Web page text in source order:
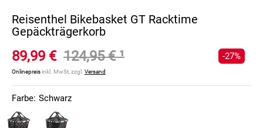
Reisenthel Bikebasket GT Racktime
Gepäckträgerkorb
89,99 € 124,95 €¹
Onlinepreisinkl. MwSt, zzgl. Versand
-27%
Farbe: Schwarz